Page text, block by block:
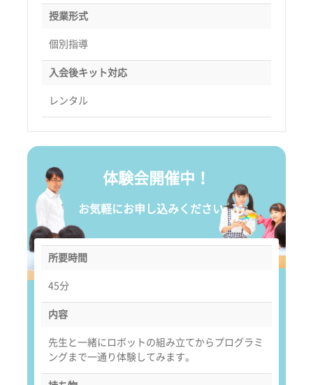
授業形式
個別指導
入会後キット対応
レンタル
体験会開催中！
お気軽にお申し込みください。
所要時間
45分
内容
先生と一緒にロボットの組み立てからプログラミ
ングまで一通り体験してみます。